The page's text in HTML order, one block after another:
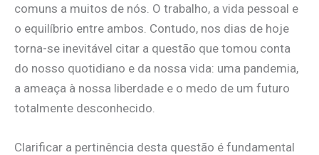
comuns a muitos de nós. O trabalho, a vida pessoal e
o equilíbrio entre ambos. Contudo, nos dias de hoje
torna-se inevitável citar a questão que tomou conta
do nosso quotidiano e da nossa vida: uma pandemia,
a ameaça à nossa liberdade e o medo de um futuro
totalmente desconhecido.
Clarificar a pertinência desta questão é fundamental